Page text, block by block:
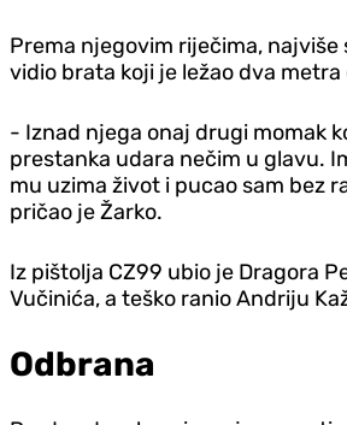
Prema njegovim riječima, najviše
vidio brata koji je ležao dva metra
- Iznad njega onaj drugi momak
prestanka udara nečim u glavu.
mu uzima život i pucao sam bez
pričao je Žarko.
Iz pištolja CZ99 ubio je Dragora
Vučinića, a teško ranio Andriju
Odbrana